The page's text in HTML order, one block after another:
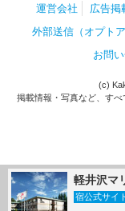
軽井沢マ
宿公式サイ
運営会社 広告掲
外部送信（オプトア
お問
(c)
掲載情報・写真など、す